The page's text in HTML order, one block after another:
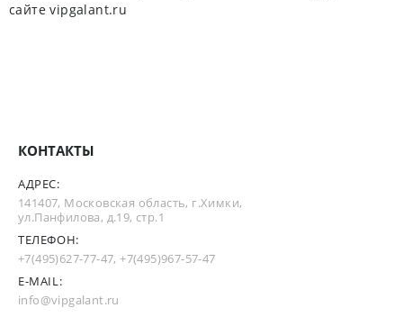
сайте vipgalant.ru
КОНТАКТЫ
АДРЕС:
141407, Московская область, г.Химки,
ул.Панфилова, д.19, стр.1
ТЕЛЕФОН:
+7(495)627-77-47,+7(495)967-57-47
E-MAIL:
info@vipgalant.ru